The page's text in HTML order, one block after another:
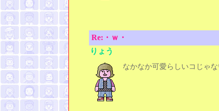
Re:・ｗ・
りょう
なかなか可愛らしいコじゃ